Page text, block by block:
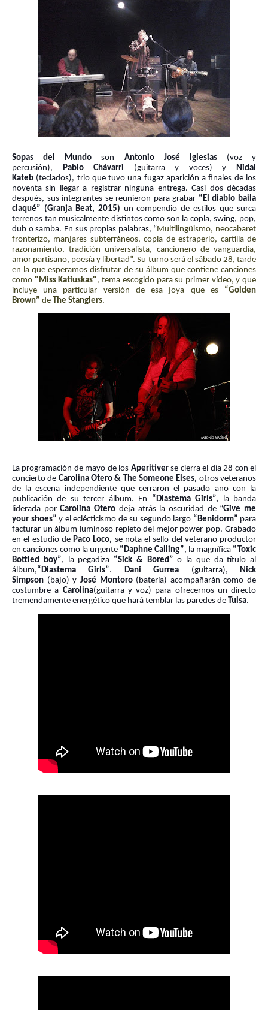
Sopas del Mundo son Antonio José Iglesias(voz y
percusión), Pablo Chávarri (guitarra y voces) yNidal
Kateb (teclados), trio que tuvo una fugaz aparición a finales de los
noventa sin llegar a registrar ninguna entrega. Casi dos décadas
después, sus integrantes se reunieron para grabar “El diablo baila
claqué” (Granja Beat, 2015) un compendio de estilos que surca
terrenos tan musicalmente distintos como son la copla, swing, pop,
dub o samba. En sus propias palabras, “Multilingüismo, neocabaret
fronterizo, manjares subterráneos, copla de estraperlo, cartilla de
razonamiento, tradición universalista, cancionero de vanguardia,
amor partisano, poesía y libertad”. Su turno será el sábado 28, tarde
en la que esperamos disfrutar de su álbum que contiene canciones
como "Miss Katiuskas", tema escogido para su primer vídeo, y que
incluye una particular versión de esa joya que es “Golden
Brown” de The Stanglers.
La programación de mayo de los Aperitiverse cierra el día 28 con el
concierto de Carolina Otero & The Someone Elses, otros veteranos
de la escena independiente que cerraron el pasado año con la
publicación de su tercer álbum. En “Diastema Girls”,
la banda
liderada porCarolina Otero deja atrás la oscuridad de “Give me
your shoes” y el eclécticismo de su segundo largo “Benidorm” para
facturar un álbum luminoso repleto del mejor power-pop. Grabado
en el estudio de Paco Loco, se nota el sello del veterano productor
en canciones como la urgente “Daphne Calling”, la magnífica “Toxic
Bottled boy”, la pegadiza “Sick & Bored” o la que da título al
álbum,“Diastema Girls”. Dani Gurrea (guitarra),
Nick
Simpson (bajo) y José Montoro(batería) acompañarán como de
costumbre a Carolina(guitarra y voz) para ofrecernos un directo
tremendamente energético que hará temblar las paredes de Tulsa.